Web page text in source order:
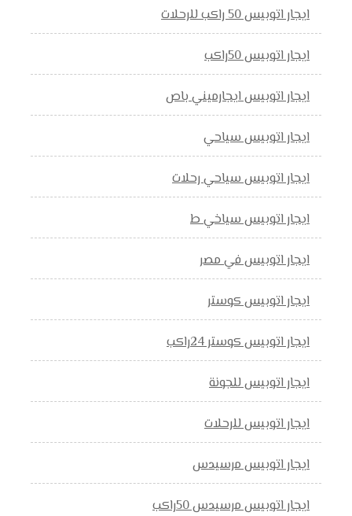
ايجار اتوبيس 50 راكب للرحلات
ايجار اتوبيس 50راكب
ايجار اتوبيس ايجارميني باص
ايجار اتوبيس سياحي
ايجار اتوبيس سياحي رحلات
ايجار اتوبيس سياخي ط
ايجار اتوبيس في مصر
ايجار اتوبيس كوستر
ايجار اتوبيس كوستر 24راكب
ايجار اتوبيس للجونة
ايجار اتوبيس للرحلات
ايجار اتوبيس مرسيدس
ايجار اتوبيس مرسيدس 50راكب